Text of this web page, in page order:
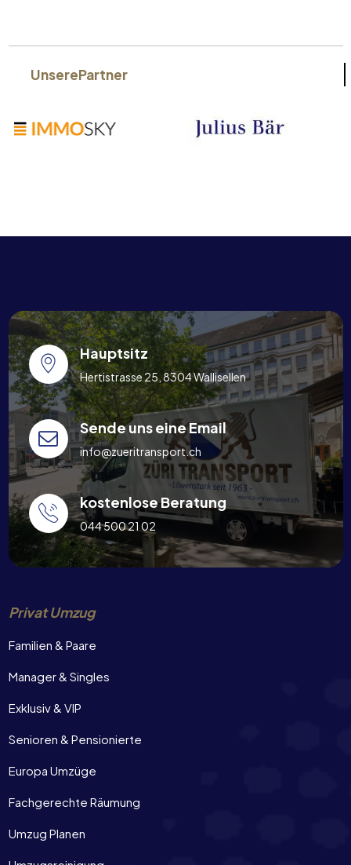
UnserePartner
Hauptsitz
Hertistrasse 25, 8304 Wallisellen
Sende uns eine Email
info@zueritransport.ch
kostenlose Beratung
044 500 21 02
Privat Umzug
Familien & Paare
Manager & Singles
Exklusiv & VIP
Senioren & Pensionierte
Europa Umzüge
Fachgerechte Räumung
Umzug Planen